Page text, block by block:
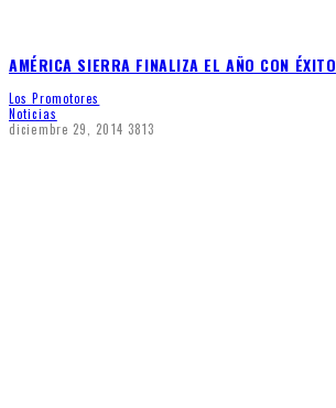
AMÉRICA SIERRA FINALIZA EL AÑO CON ÉXITO
Los Promotores
Noticias
diciembre 29, 2014 3813